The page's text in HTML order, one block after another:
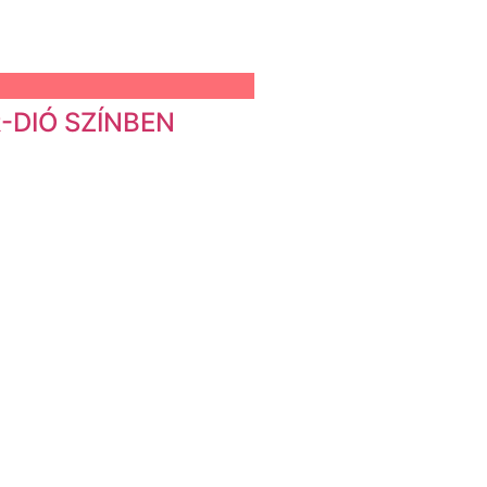
SZÍNBEN